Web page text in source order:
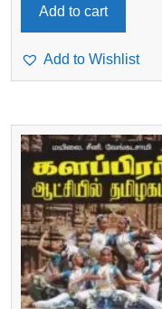
Add to cart
Add to Wishlist